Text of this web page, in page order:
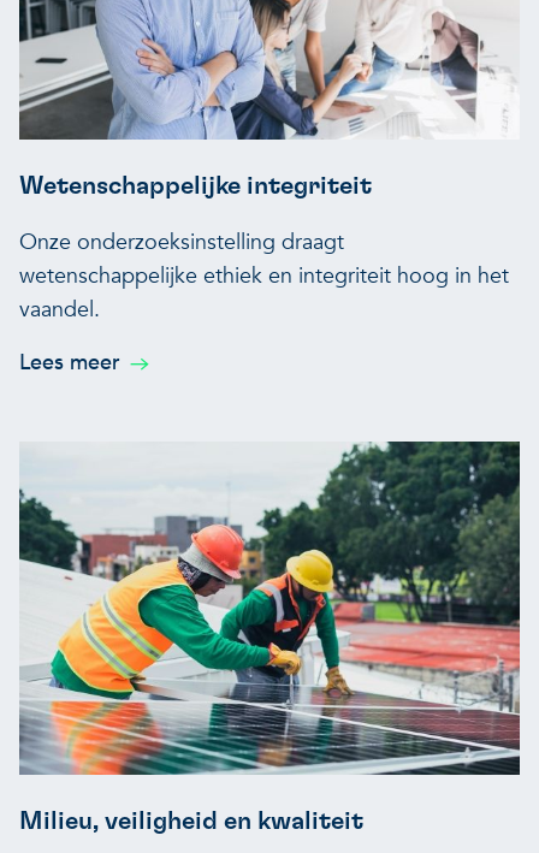
Wetenschappelijke integriteit
Onze onderzoeksinstelling draagt
wetenschappelijke ethiek en integriteit hoog in het
vaandel.
Lees meer
Milieu, veiligheid en kwaliteit